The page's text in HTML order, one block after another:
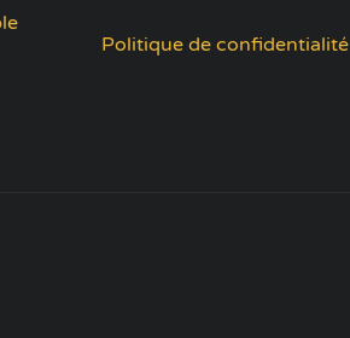
Politique de confidentialité